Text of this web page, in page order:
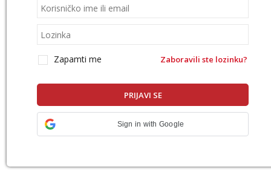
Zapamti me Zaboravili ste lozinku?
Sign in with Google